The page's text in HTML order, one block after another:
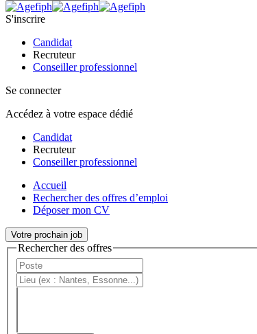
S'inscrire
Candidat
Recruteur
Conseiller professionnel
Se connecter
Accédez à votre espace dédié
Candidat
Recruteur
Conseiller professionnel
Accueil
Rechercher des offres d’emploi
Déposer mon CV
Votre prochain job
Rechercher des offres